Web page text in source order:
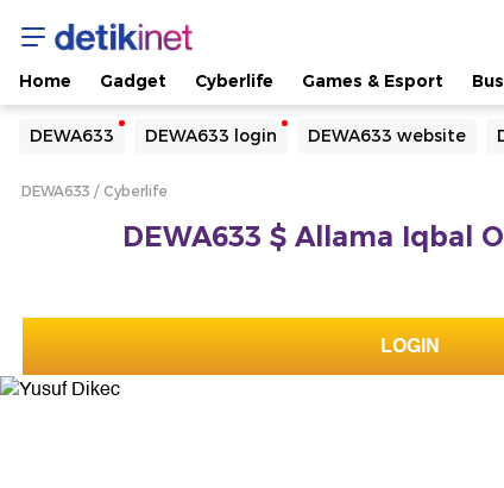
Home Gadget Cyberlife Games & Esport
DEWA633 DEWA633 login DEWA633 website
Yang sedang ramai dicari
Loading...
DEWA633 Cyberlife
DEWA633 $ Allama Iqbal
LOGIN